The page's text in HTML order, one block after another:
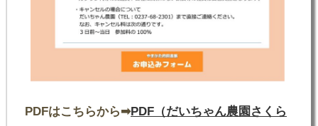
PDFはこちらから➡PDF（だいちゃん農園さくら